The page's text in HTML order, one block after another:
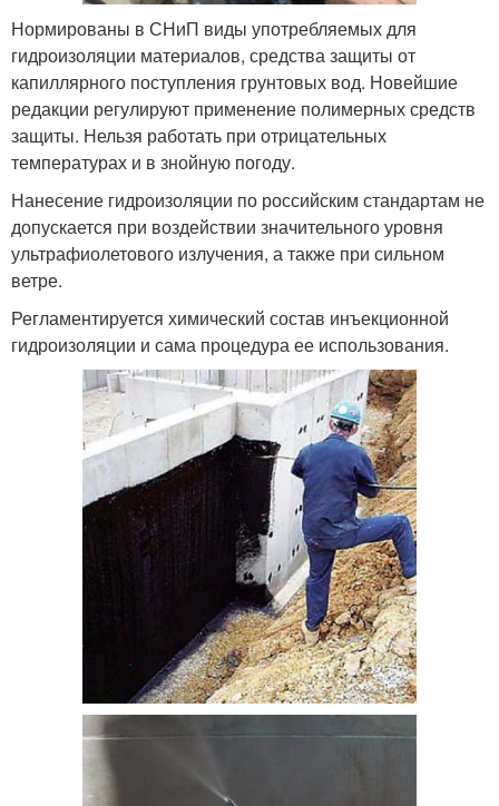
Нормированы в СНиП виды употребляемых для
гидроизоляции материалов, средства защиты от
капиллярного поступления грунтовых вод. Новейшие
редакции регулируют применение полимерных средств
защиты. Нельзя работать при отрицательных
температурах и в знойную погоду.
Нанесение гидроизоляции по российским стандартам не
допускается при воздействии значительного уровня
ультрафиолетового излучения, а также при сильном
ветре.
Регламентируется химический состав инъекционной
гидроизоляции и сама процедура ее использования.